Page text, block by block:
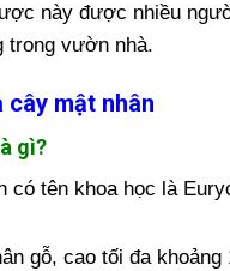
này được nhiều
trong vườn nhà.
mật nhân
gì?
có tên khoa học là
gỗ, cao tối đa khoảng